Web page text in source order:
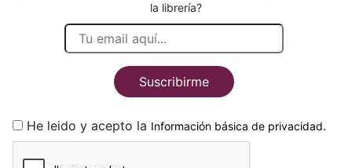
la librería?
Suscribirme
He leido y acepto la Información básica de privacidad.